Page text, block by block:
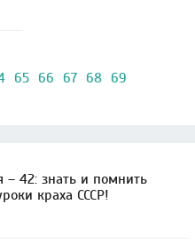
65 66 67 68 69
– 42: знать и помнить
краха СССР!